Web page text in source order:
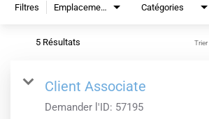
Filtres Emplacements Catégories
5 Résultats Trier
Client Associate
Demander l'ID: 57195